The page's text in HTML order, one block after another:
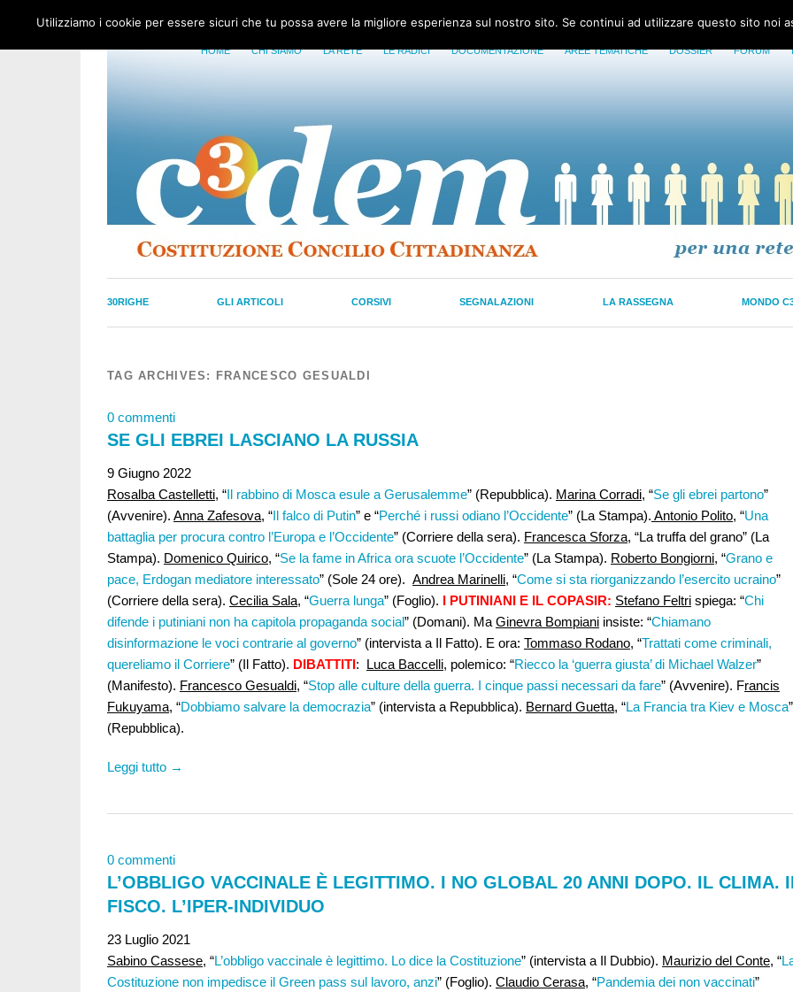
HOME CHI SIAMO LA RETE LE RADICI DOCUMENTAZIONE AREE TEMATICHE DOSSIER FORUM
30RIGHE GLI ARTICOLI CORSIVI SEGNALAZIONI LA RASSEGNA MONDO
TAG ARCHIVES: FRANCESCO GESUALDI
0 commenti
SE GLI EBREI LASCIANO LA RUSSIA
9 Giugno 2022
Rosalba Castelletti, “Il rabbino di Mosca esule a Gerusalemme” (Repubblica). Marina Corradi, “Se gli ebrei partono”
(Avvenire). Anna Zafesova, “Il falco di Putin” e “Perché i russi odiano l’Occidente” (La Stampa). Antonio Polito, “Una
battaglia per procura contro l’Europa e l’Occidente” (Corriere della sera). Francesca Sforza, “La truffa del grano” (La
Stampa). Domenico Quirico, “Se la fame in Africa ora scuote l’Occidente” (La Stampa). Roberto Bongiorni, “Grano e
pace, Erdogan mediatore interessato” (Sole 24 ore). Andrea Marinelli, “Come si sta riorganizzando l’esercito ucraino”
(Corriere della sera). Cecilia Sala, “Guerra lunga” (Foglio). I PUTINIANI E IL COPASIR: Stefano Feltri spiega: “Chi
difende i putiniani non ha capitola propaganda social” (Domani). Ma Ginevra Bompiani insiste: “Chiamano
disinformazione le voci contrarie al governo” (intervista a Il Fatto). E ora: Tommaso Rodano, “Trattati come criminali,
quereliamo il Corriere” (Il Fatto). DIBATTITI: Luca Baccelli, polemico: “Riecco la ‘guerra giusta’ di Michael Walzer”
(Manifesto). Francesco Gesualdi, “Stop alle culture della guerra. I cinque passi necessari da fare” (Avvenire). Francis
Fukuyama, “Dobbiamo salvare la democrazia” (intervista a Repubblica). Bernard Guetta, “La Francia tra Kiev e Mosca”
(Repubblica).
Leggi tutto →
0 commenti
L’OBBLIGO VACCINALE È LEGITTIMO. I NO GLOBAL 20 ANNI DOPO. IL CLIMA.
FISCO. L’IPER-INDIVIDUO
23 Luglio 2021
Sabino Cassese, “L’obbligo vaccinale è legittimo. Lo dice la Costituzione” (intervista a Il Dubbio). Maurizio del Conte, “
Costituzione non impedisce il Green pass sul lavoro, anzi” (Foglio). Claudio Cerasa, “Pandemia dei non vaccinati”
Utilizziamo i cookie per essere sicuri che tu possa avere la migliore esperienza sul nostro sito. Se continui ad utilizzare questo sito noi